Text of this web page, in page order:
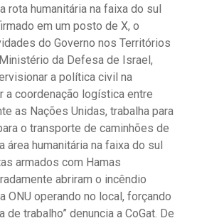
rota humanitária na faixa do sul
em um posto de X, o
do Governo nos Territórios
da Defesa de Israel,
a política civil na
a coordenação logística entre
as Nações Unidas, trabalha para
o transporte de caminhões de
área humanitária na faixa do sul
armados com Hamas
abriram o incêndio
ONU operando no local, forçando
de trabalho” denuncia a CoGat. De